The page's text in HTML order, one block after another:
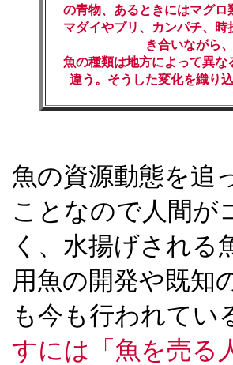
の青物、あるときにはマグ
マダイやブリ、カンパチ、
き合いながら
魚の種類は地方によって異
違う。そうした変化を織り
魚の資源動態を追
ことなので人間が
く、水揚げされる
用魚の開発や既知
も今も行われてい
すには「魚を売る